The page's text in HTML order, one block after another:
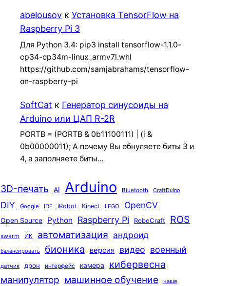
abelousovк Установка TensorFlow на
Raspberry Pi 3
Для Python 3.4: pip3 install tensorflow-1.1.0-
cp34-cp34m-linux_armv7l.whl
https://github.com/samjabrahams/tensorflow-
on-raspberry-pi
SoftCat к Генератор синусоиды на
Arduino или ЦАП R-2R
PORTB = (PORTB & 0b11100111) | (i &
0b00000011); А почему Вы обнуляете биты 3 и
4, а заполняете биты…
3D-печать AI Arduino Bluetooth CraftDuino
DIY Google IDE iRobot Kinect LEGO OpenCV
Open Source Python Raspberry Pi RoboCraft ROS
swarm ИК автоматизация андроид
балансировать бионика версия видео военный
датчик дрон интерфейс камера кибервесна
манипулятор машинное обучение наше